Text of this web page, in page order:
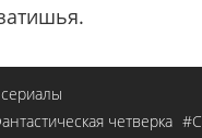
четверка